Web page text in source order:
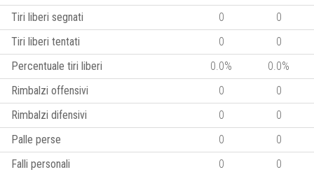
Tiri liberi segnati
0
0
Tiri liberi tentati
0
0
Percentuale tiri liberi
0.0%
0.0%
Rimbalzi offensivi
0
0
Rimbalzi difensivi
0
0
Palle perse
0
0
Falli personali
0
0